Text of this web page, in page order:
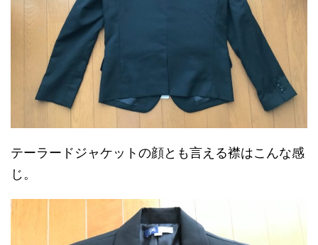
テーラードジャケットの顔とも言える襟はこんな感
じ。